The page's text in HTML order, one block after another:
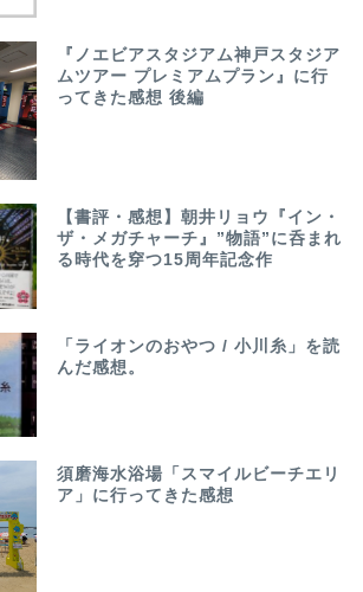
『ノエビアスタジアム神戸スタジア
ムツアー プレミアムプラン』に行
ってきた感想 後編
【書評・感想】朝井リョウ『イン・
ザ・メガチャーチ』”物語”に呑まれ
る時代を穿つ15周年記念作
「ライオンのおやつ / 小川糸」を読
んだ感想。
須磨海水浴場「スマイルビーチエリ
ア」に行ってきた感想